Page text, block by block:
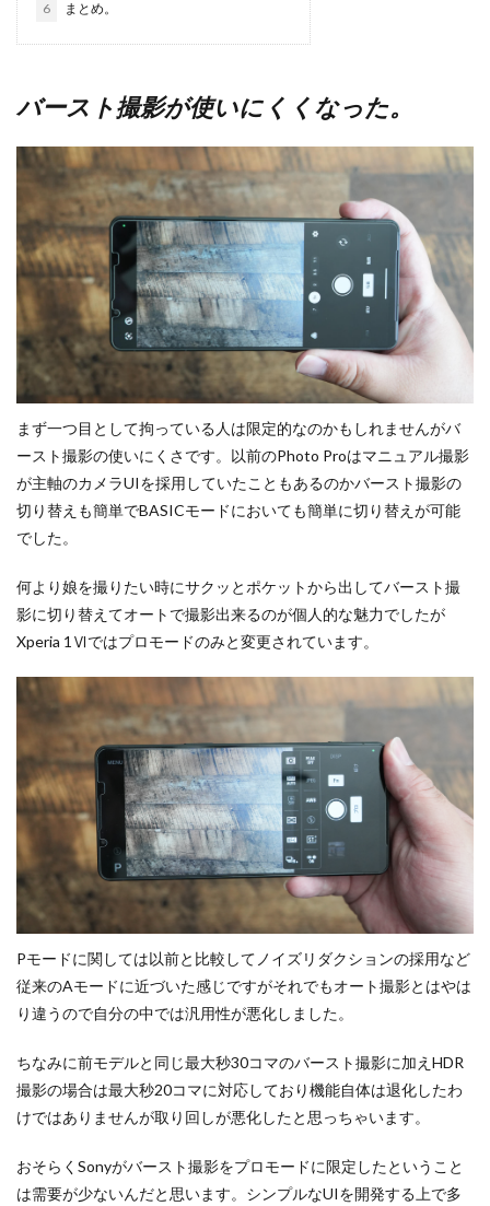
6 まとめ。
バースト撮影が使いにくくなった。
まず一つ目として拘っている人は限定的なのかもしれませんがバ
ースト撮影の使いにくさです。以前のPhoto Proはマニュアル撮影
が主軸のカメラUIを採用していたこともあるのかバースト撮影の
切り替えも簡単でBASICモードにおいても簡単に切り替えが可能
でした。
何より娘を撮りたい時にサクッとポケットから出してバースト撮
影に切り替えてオートで撮影出来るのが個人的な魅力でしたが
Xperia 1Ⅵではプロモードのみと変更されています。
Pモードに関しては以前と比較してノイズリダクションの採用など
従来のAモードに近づいた感じですがそれでもオート撮影とはやは
り違うので自分の中では汎用性が悪化しました。
ちなみに前モデルと同じ最大秒30コマのバースト撮影に加えHDR
撮影の場合は最大秒20コマに対応しており機能自体は退化したわ
けではありませんが取り回しが悪化したと思っちゃいます。
おそらくSonyがバースト撮影をプロモードに限定したということ
は需要が少ないんだと思います。シンプルなUIを開発する上で多